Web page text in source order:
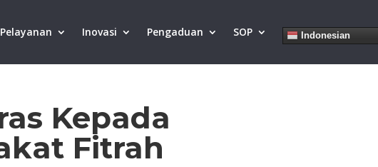
Pelayanan Inovasi Pengaduan SOP Indonesian
Kepada
Fitrah